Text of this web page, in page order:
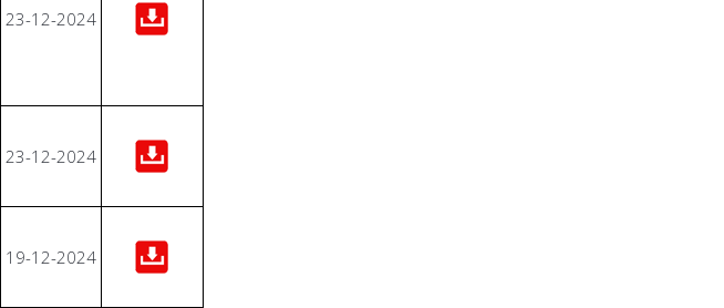
23-12-2024
23-12-2024
19-12-2024